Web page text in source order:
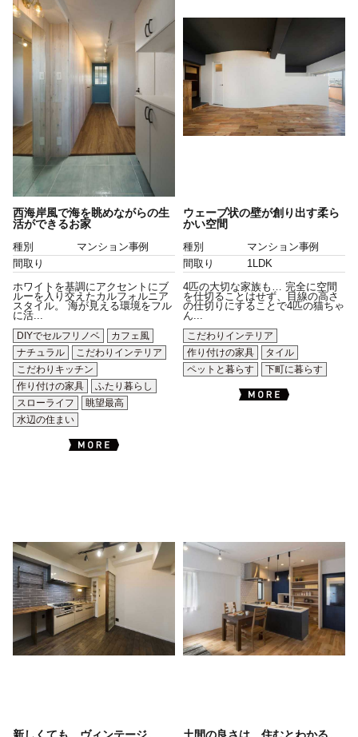
西海岸風で海を眺めながらの生
活ができるお家
種別
マンション事例
間取り
ホワイトを基調にアクセントにブ
ルーを入り交えたカルフォルニア
スタイル。 海が見える環境をフル
に活...
DIYでセルフリノベ
カフェ風
ナチュラル
こだわりインテリア
こだわりキッチン
作り付けの家具
ふたり暮らし
スローライフ
眺望最高
水辺の住まい
ウェーブ状の壁が創り出す柔ら
かい空間
種別
マンション事例
間取り
1LDK
4匹の大切な家族も… 完全に空間
を仕切ることはせず、目線の高さ
の仕切りにすることで4匹の猫ちゃ
ん...
こだわりインテリア
作り付けの家具
タイル
ペットと暮らす
下町に暮らす